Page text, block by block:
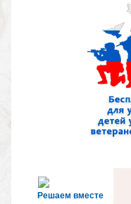
Решаем вместе